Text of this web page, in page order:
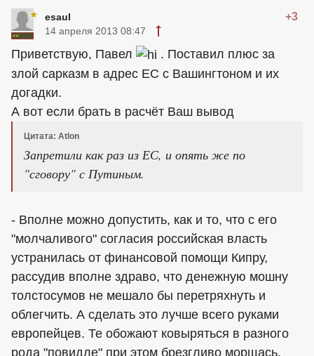
esaul +3
14 апреля 2013 08:47
Приветствую, Павел
. Поставил плюс за
злой сарказм в адрес ЕС с Вашингтоном и их
догадки.
А вот если брать в расчёт Ваш вывод
Цитата: Atlon
Запретили как раз из ЕС, и опять же по
"сговору" с Путиным.
- Вполне можно допустить, как и то, что с его
"молчаливого" согласия российская власть
устранилась от финансовой помощи Кипру,
рассудив вполне здраво, что денежную мошну
толстосумов не мешало бы перетряхнуть и
облегчить. А сделать это лучше всего руками
европейцев. Те обожают ковыряться в разного
рода "повидле" при этом брезгливо морщась,